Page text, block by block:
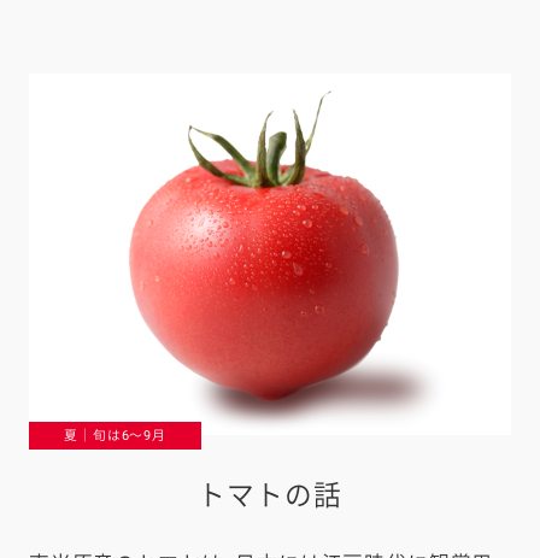
夏｜旬は6〜9月
トマトの話